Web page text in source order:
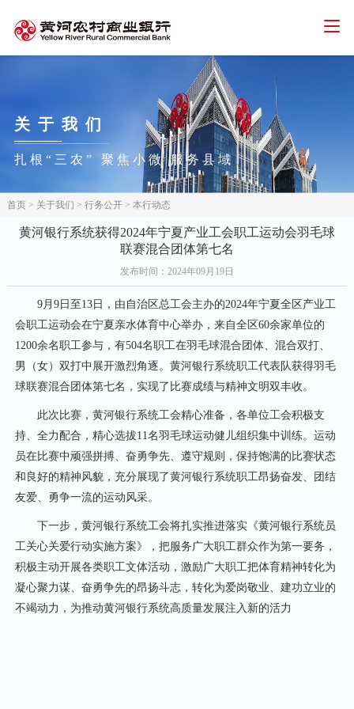
招标信息
个人金融
公司金融
网络金融
三农金融
关于 我们
扎根“三农” 聚焦小微 服务县域
首页> 关于我们 > 行务公开> 本行动态
黄河银行系统获得2024年宁夏产业工会职工运动会羽毛球
联赛混合团体第七名
发布时间 ：2024年09月19日
9月9日至13日，由自治区总工会主办的2024年宁夏全区产业工
会职工运动会在宁夏亲水体育中心举办，来自全区60余家单位的
1200余名职工参与，有504名职工在羽毛球混合团体、混合双打、
男（女）双打中展开激烈角逐。黄河银行系统职工代表队获得羽毛
球联赛混合团体第七名，实现了比赛成绩与精神文明双丰收。
此次比赛，黄河银行系统工会精心准备，各单位工会积极支
持、全力配合，精心选拔11名羽毛球运动健儿组织集中训练。运动
员在比赛中顽强拼搏、奋勇争先、遵守规则，保持饱满的比赛状态
和良好的精神风貌，充分展现了黄河银行系统职工昂扬奋发、团结
友爱、勇争一流的运动风采。
下一步，黄河银行系统工会将扎实推进落实《黄河银行系统员
工关心关爱行动实施方案》，把服务广大职工群众作为第一要务，
积极主动开展各类职工文体活动，激励广大职工把体育精神转化为
凝心聚力谋、奋勇争先的昂扬斗志，转化为爱岗敬业、建功立业的
不竭动力，为推动黄河银行系统高质量发展注入新的活力